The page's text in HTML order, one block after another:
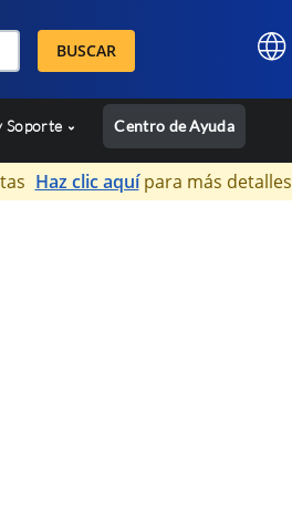
BUSCAR
Soporte Centro de Ayuda
Haz clic aquípara más detalles